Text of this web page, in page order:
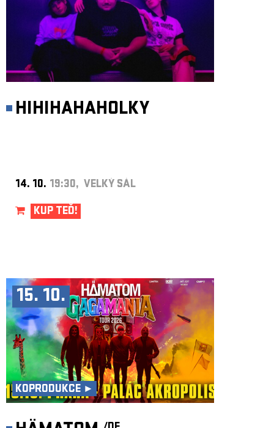
HIHIHAHAHOLKY
14. 10. 19:30, VELKÝ SÁL
KUP TEĎ!
15. 10.
KOPRODUKCE ►